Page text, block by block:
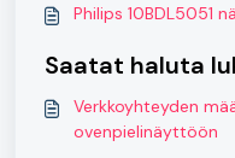
Philips 10BDL5051
Saatat haluta
Verkkoyhteyden
ovenpielinäyttöön